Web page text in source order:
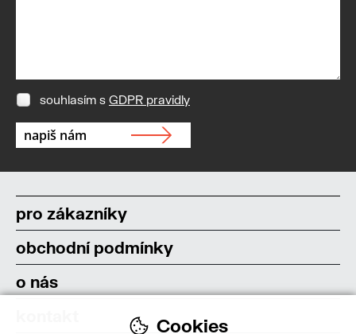
souhlasím s GDPR pravidly
pro zákazníky
obchodní podmínky
o nás
Cookies